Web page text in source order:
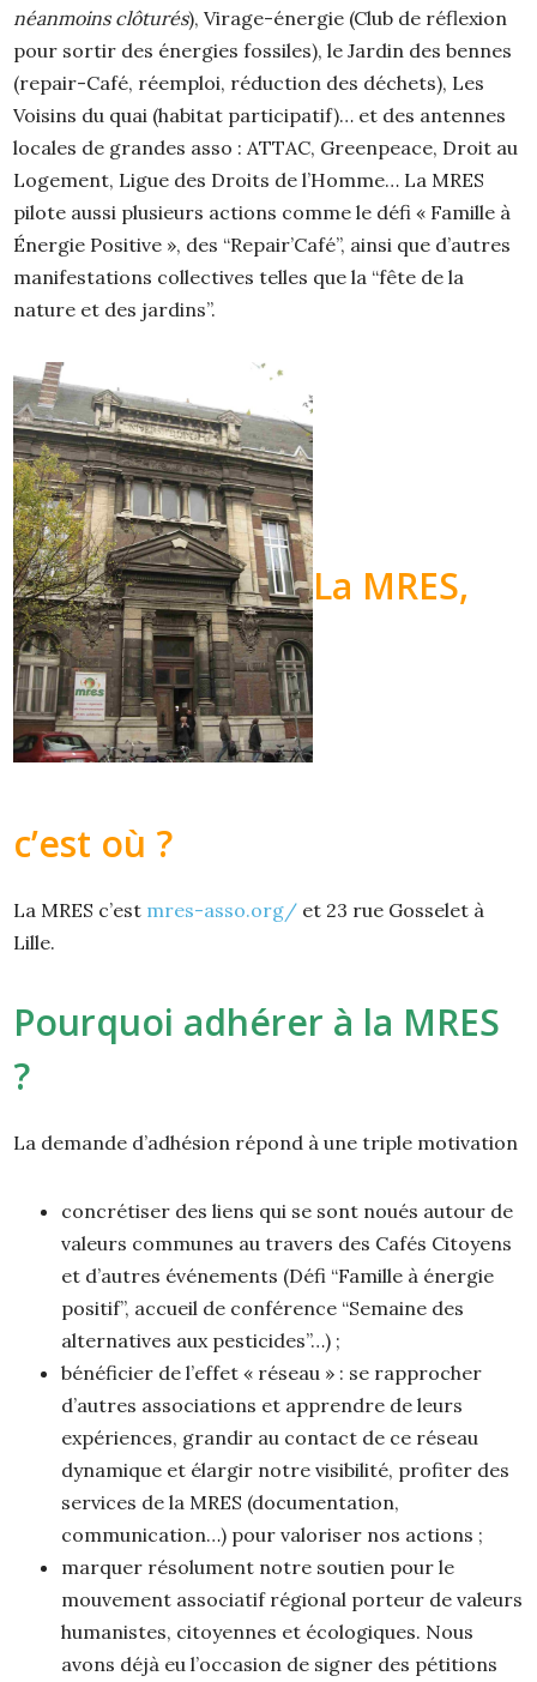
néanmoins clôturés), Virage-énergie (Club de réflexion
pour sortir des énergies fossiles), le Jardin des bennes
(repair-Café, réemploi, réduction des déchets), Les
Voisins du quai (habitat participatif)… et des antennes
locales de grandes asso : ATTAC, Greenpeace, Droit au
Logement, Ligue des Droits de l’Homme… La MRES
pilote aussi plusieurs actions comme le défi « Famille à
Énergie Positive », des “Repair’Café”, ainsi que d’autres
manifestations collectives telles que la “fête de la
nature et des jardins”.
La MRES,
c’est où ?
La MRES c’est mres-asso.org/ et 23 rue Gosselet à
Lille.
Pourquoi adhérer à la MRES
?
La demande d’adhésion répond à une triple motivation
concrétiser des liens qui se sont noués autour de
valeurs communes au travers des Cafés Citoyens
et d’autres événements (Défi “Famille à énergie
positif”, accueil de conférence “Semaine des
alternatives aux pesticides”…) ;
bénéficier de l’effet « réseau » : se rapprocher
d’autres associations et apprendre de leurs
expériences, grandir au contact de ce réseau
dynamique et élargir notre visibilité, profiter des
services de la MRES (documentation,
communication…) pour valoriser nos actions ;
marquer résolument notre soutien pour le
mouvement associatif régional porteur de valeurs
humanistes, citoyennes et écologiques. Nous
avons déjà eu l’occasion de signer des pétitions